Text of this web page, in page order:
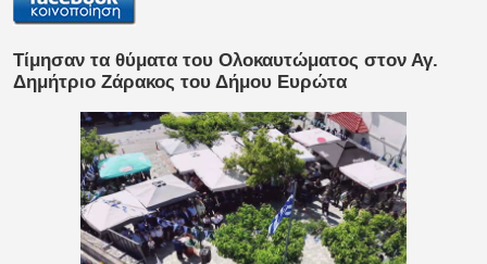
Τίμησαν τα θύματα του Ολοκαυτώματος στον Αγ.
Δημήτριο Ζάρακος του Δήμου Ευρώτα